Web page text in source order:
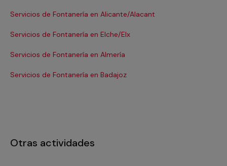
Servicios de Fontanería en Alicante/Alacant
Servicios de Fontanería en Elche/Elx
Servicios de Fontanería en Almería
Servicios de Fontanería en Badajoz
Otras actividades